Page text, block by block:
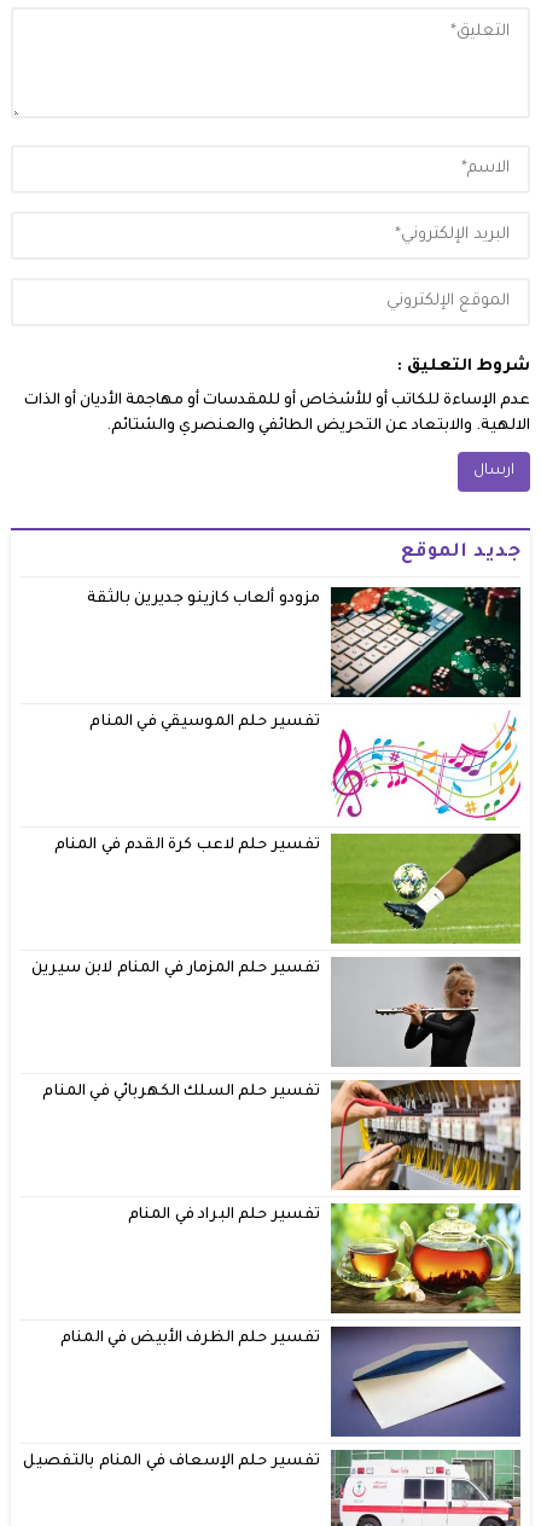
شروط التعليق :
عدم الإساءة للكاتب أو للأشخاص أو للمقدسات أو مهاجمة الأديان أو الذات
الالهية. والابتعاد عن التحريض الطائفي والعنصري والشتائم.
جديد الموقع
مزودو ألعاب كازينو جديرين بالثقة
تفسير حلم الموسيقي في المنام
تفسير حلم لاعب كرة القدم في المنام
تفسير حلم المزمار في المنام لابن سيرين
تفسير حلم السلك الكهربائي في المنام
تفسير حلم البراد في المنام
تفسير حلم الظرف الأبيض في المنام
تفسير حلم الإسعاف في المنام بالتفصيل